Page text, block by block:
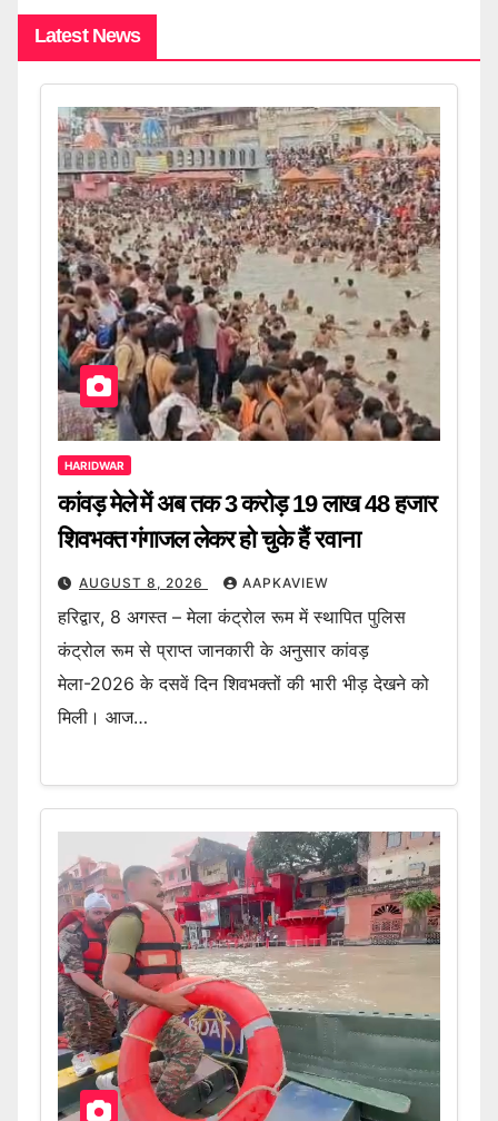
Latest News
HARIDWAR
कांवड़ मेले में अब तक 3 करोड़ 19 लाख 48 हजार
शिवभक्त गंगाजल लेकर हो चुके हैं रवाना
AUGUST 8, 2026 AAPKAVIEW
हरिद्वार, 8 अगस्त – मेला कंट्रोल रूम में स्थापित पुलिस
कंट्रोल रूम से प्राप्त जानकारी के अनुसार कांवड़
मेला-2026 के दसवें दिन शिवभक्तों की भारी भीड़ देखने को
मिली। आज…